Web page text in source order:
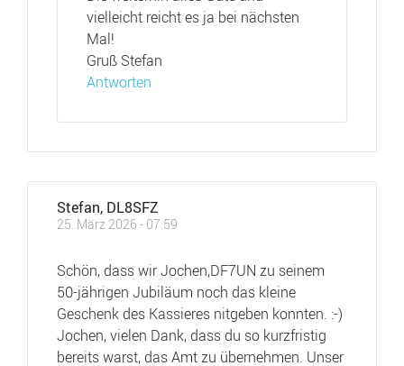
vielleicht reicht es ja bei nächsten
Mal!
Gruß Stefan
Antworten
Stefan, DL8SFZ
25. März 2026 - 07:59
Schön, dass wir Jochen,DF7UN zu seinem
50-jährigen Jubiläum noch das kleine
Geschenk des Kassieres nitgeben konnten. :-)
Jochen, vielen Dank, dass du so kurzfristig
bereits warst, das Amt zu übernehmen. Unser